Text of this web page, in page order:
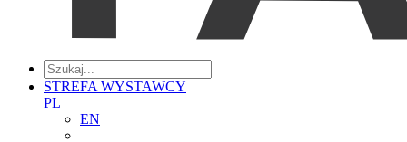
STREFA WYSTAWCY
PL
EN